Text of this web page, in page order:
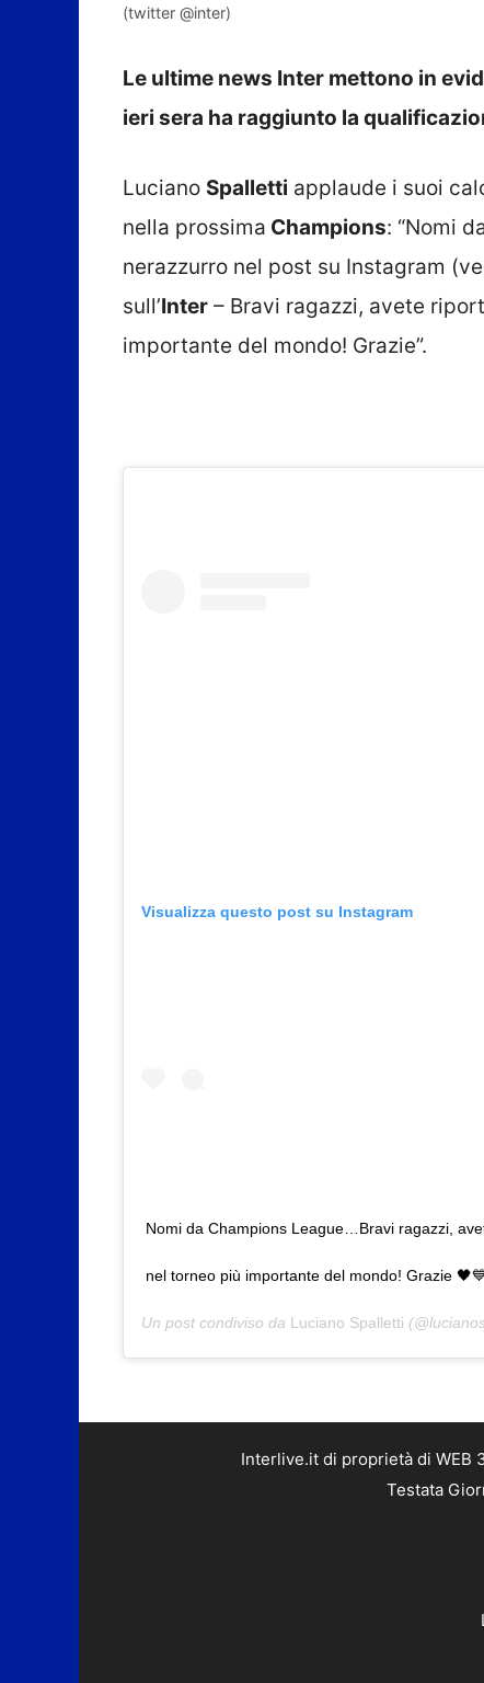
(twitter @inter)
Le ultime news Inter mettono in
ieri sera ha raggiunto la
Luciano Spalletti applaude i suoi
nella prossima Champions: “Nomi
nerazzurro nel post su Instagram
sull’Inter – Bravi ragazzi, avete
importante del mondo! Grazie”.
Visualizza questo post su Instagram
Nomi da Champions League…Bravi ragazzi,
nel torneo più importante del mondo! Grazie
Un post condiviso da Luciano Spalletti
Interlive.it di proprietà di WEB
Testata